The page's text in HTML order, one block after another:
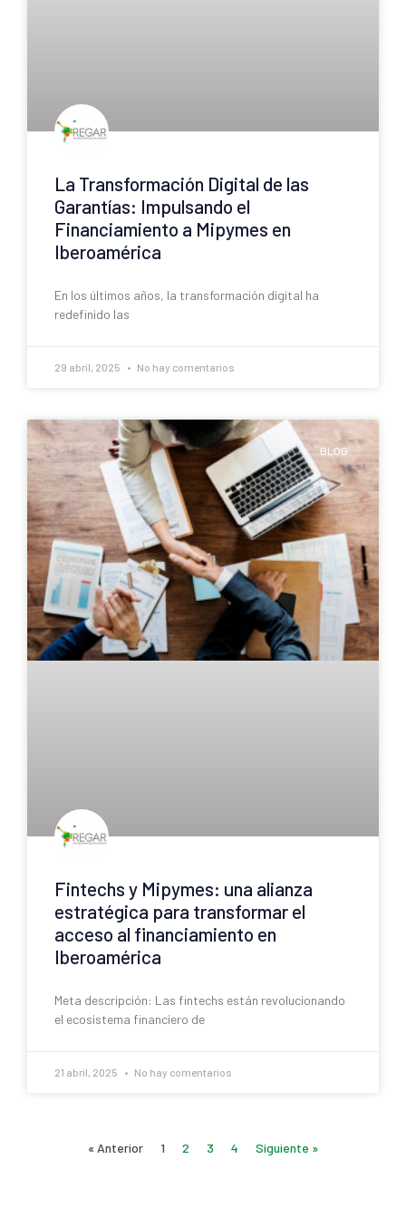
La Transformación Digital de las
Garantías: Impulsando el
Financiamiento a Mipymes en
Iberoamérica
En los últimos años, la transformación digital ha
redefinido las
29 abril, 2025 No hay comentarios
BLOG
Fintechs y Mipymes: una alianza
estratégica para transformar el
acceso al financiamiento en
Iberoamérica
Meta descripción: Las fintechs están revolucionando
el ecosistema financiero de
21 abril, 2025 No hay comentarios
« Anterior 1 2 3 4 Siguiente »